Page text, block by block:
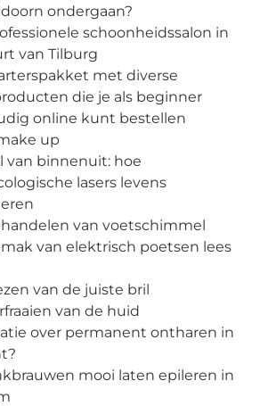
ondergaan?
schoonheidssalon in
van Tilburg
met diverse
die je als beginner
online kunt bestellen
up
van binnenuit: hoe
lasers levens
van voetschimmel
van elektrisch poetsen lees
van de juiste bril
van de huid
over permanent ontharen in
mooi laten epileren in